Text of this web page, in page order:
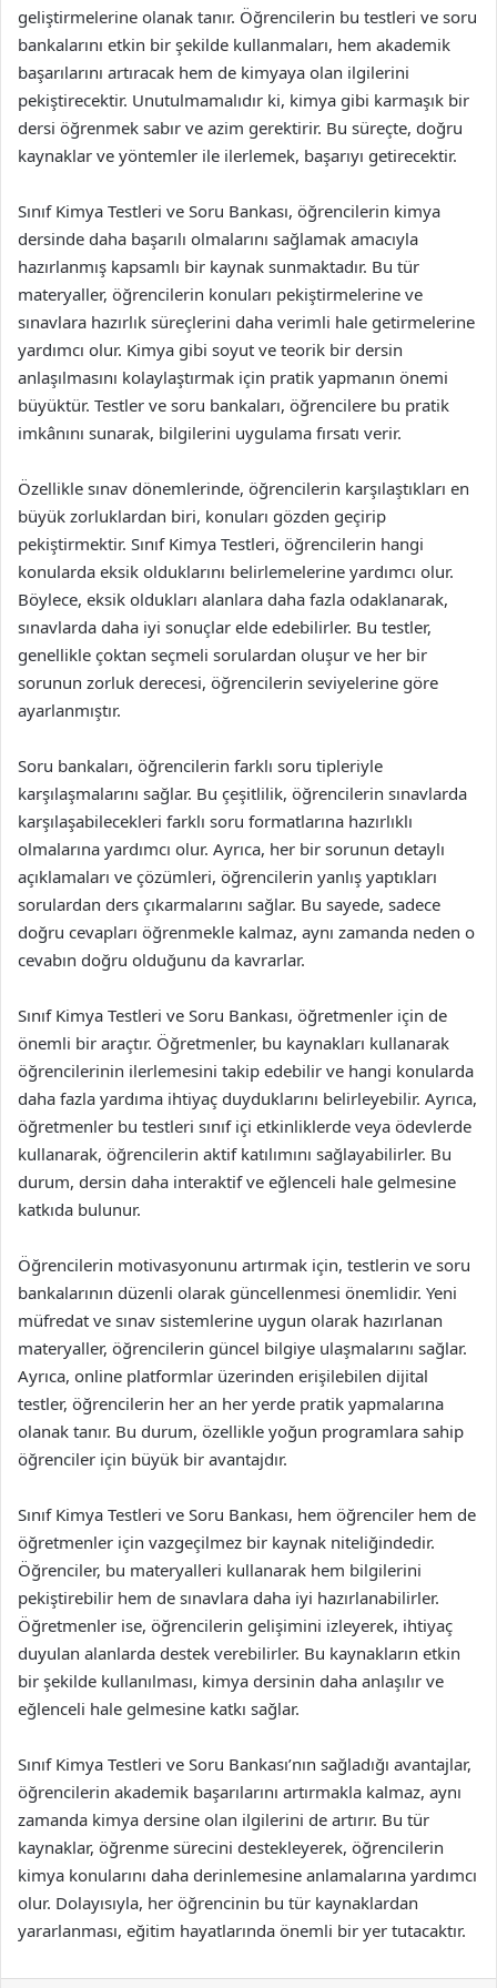
geliştirmelerine olanak tanır. Öğrencilerin bu testleri ve soru
bankalarını etkin bir şekilde kullanmaları, hem akademik
başarılarını artıracak hem de kimyaya olan ilgilerini
pekiştirecektir. Unutulmamalıdır ki, kimya gibi karmaşık bir
dersi öğrenmek sabır ve azim gerektirir. Bu süreçte, doğru
kaynaklar ve yöntemler ile ilerlemek, başarıyı getirecektir.
Sınıf Kimya Testleri ve Soru Bankası, öğrencilerin kimya
dersinde daha başarılı olmalarını sağlamak amacıyla
hazırlanmış kapsamlı bir kaynak sunmaktadır. Bu tür
materyaller, öğrencilerin konuları pekiştirmelerine ve
sınavlara hazırlık süreçlerini daha verimli hale getirmelerine
yardımcı olur. Kimya gibi soyut ve teorik bir dersin
anlaşılmasını kolaylaştırmak için pratik yapmanın önemi
büyüktür. Testler ve soru bankaları, öğrencilere bu pratik
imkânını sunarak, bilgilerini uygulama fırsatı verir.
Özellikle sınav dönemlerinde, öğrencilerin karşılaştıkları en
büyük zorluklardan biri, konuları gözden geçirip
pekiştirmektir. Sınıf Kimya Testleri, öğrencilerin hangi
konularda eksik olduklarını belirlemelerine yardımcı olur.
Böylece, eksik oldukları alanlara daha fazla odaklanarak,
sınavlarda daha iyi sonuçlar elde edebilirler. Bu testler,
genellikle çoktan seçmeli sorulardan oluşur ve her bir
sorunun zorluk derecesi, öğrencilerin seviyelerine göre
ayarlanmıştır.
Soru bankaları, öğrencilerin farklı soru tipleriyle
karşılaşmalarını sağlar. Bu çeşitlilik, öğrencilerin sınavlarda
karşılaşabilecekleri farklı soru formatlarına hazırlıklı
olmalarına yardımcı olur. Ayrıca, her bir sorunun detaylı
açıklamaları ve çözümleri, öğrencilerin yanlış yaptıkları
sorulardan ders çıkarmalarını sağlar. Bu sayede, sadece
doğru cevapları öğrenmekle kalmaz, aynı zamanda neden o
cevabın doğru olduğunu da kavrarlar.
Sınıf Kimya Testleri ve Soru Bankası, öğretmenler için de
önemli bir araçtır. Öğretmenler, bu kaynakları kullanarak
öğrencilerinin ilerlemesini takip edebilir ve hangi konularda
daha fazla yardıma ihtiyaç duyduklarını belirleyebilir. Ayrıca,
öğretmenler bu testleri sınıf içi etkinliklerde veya ödevlerde
kullanarak, öğrencilerin aktif katılımını sağlayabilirler. Bu
durum, dersin daha interaktif ve eğlenceli hale gelmesine
katkıda bulunur.
Öğrencilerin motivasyonunu artırmak için, testlerin ve soru
bankalarının düzenli olarak güncellenmesi önemlidir. Yeni
müfredat ve sınav sistemlerine uygun olarak hazırlanan
materyaller, öğrencilerin güncel bilgiye ulaşmalarını sağlar.
Ayrıca, online platformlar üzerinden erişilebilen dijital
testler, öğrencilerin her an her yerde pratik yapmalarına
olanak tanır. Bu durum, özellikle yoğun programlara sahip
öğrenciler için büyük bir avantajdır.
Sınıf Kimya Testleri ve Soru Bankası, hem öğrenciler hem de
öğretmenler için vazgeçilmez bir kaynak niteliğindedir.
Öğrenciler, bu materyalleri kullanarak hem bilgilerini
pekiştirebilir hem de sınavlara daha iyi hazırlanabilirler.
Öğretmenler ise, öğrencilerin gelişimini izleyerek, ihtiyaç
duyulan alanlarda destek verebilirler. Bu kaynakların etkin
bir şekilde kullanılması, kimya dersinin daha anlaşılır ve
eğlenceli hale gelmesine katkı sağlar.
Sınıf Kimya Testleri ve Soru Bankası’nın sağladığı avantajlar,
öğrencilerin akademik başarılarını artırmakla kalmaz, aynı
zamanda kimya dersine olan ilgilerini de artırır. Bu tür
kaynaklar, öğrenme sürecini destekleyerek, öğrencilerin
kimya konularını daha derinlemesine anlamalarına yardımcı
olur. Dolayısıyla, her öğrencinin bu tür kaynaklardan
yararlanması, eğitim hayatlarında önemli bir yer tutacaktır.